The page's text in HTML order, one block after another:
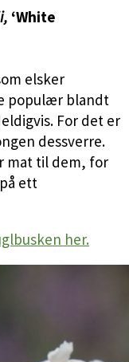
‘White
elsker
populær blandt
For det er
dessverre.
mat til dem, for
ett
her.